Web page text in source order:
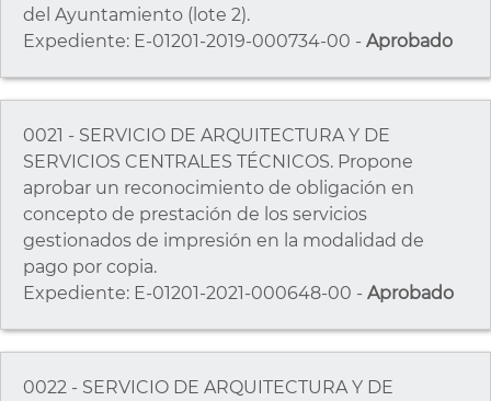
del Ayuntamiento (lote 2).
Expediente: E-01201-2019-000734-00 - Aprobado
0021 - SERVICIO DE ARQUITECTURA Y DE
SERVICIOS CENTRALES TÉCNICOS. Propone
aprobar un reconocimiento de obligación en
concepto de prestación de los servicios
gestionados de impresión en la modalidad de
pago por copia.
Expediente: E-01201-2021-000648-00 - Aprobado
0022 - SERVICIO DE ARQUITECTURA Y DE